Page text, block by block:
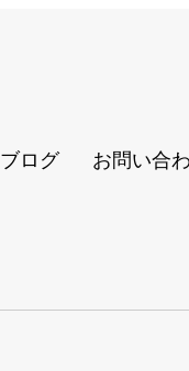
ブログ お問い合